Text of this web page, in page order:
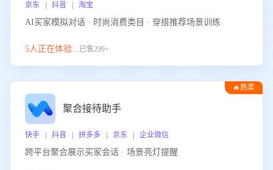
京东 | 抖音 | 淘宝
AI买家模拟对话 · 时尚消费类目 · 穿搭推荐场景训练
5人正在体验...已售299+
🔥热卖
聚合接待助手
快手 | 抖音 | 拼多多 | 京东 | 企业微信
跨平台聚合展示买家会话 · 场景亮灯提醒